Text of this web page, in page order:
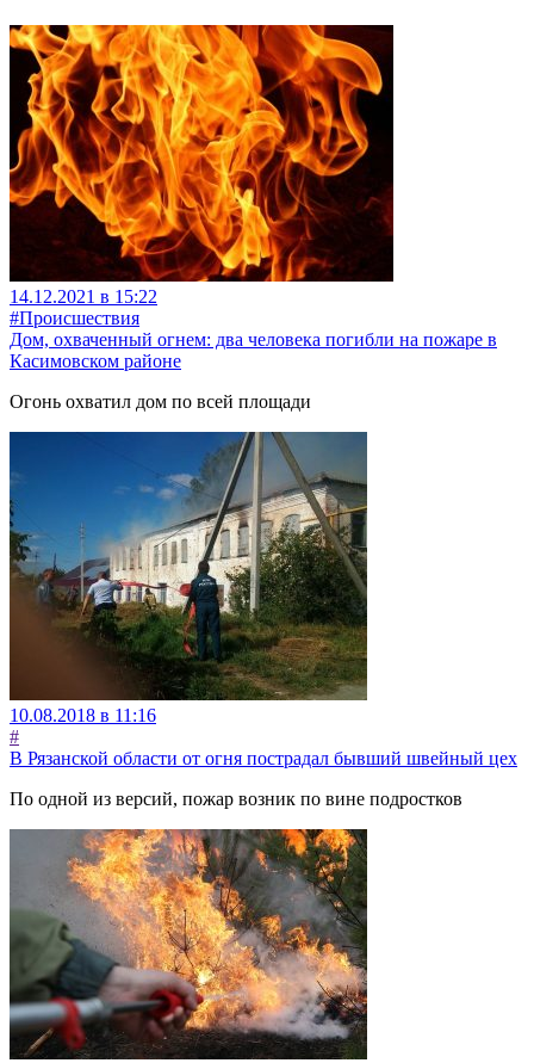
14.12.2021 в 15:22
#Происшествия
Дом, охваченный огнем: два человека погибли на пожаре в
Касимовском районе
Огонь охватил дом по всей площади
10.08.2018 в 11:16
#
В Рязанской области от огня пострадал бывший швейный цех
По одной из версий, пожар возник по вине подростков